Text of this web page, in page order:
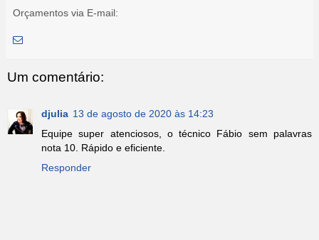
k
p
s
Orçamentos via E-mail:
Um comentário:
djulia 13 de agosto de 2020 às 14:23
Equipe super atenciosos, o técnico Fábio sem palavras
nota 10. Rápido e eficiente.
Responder